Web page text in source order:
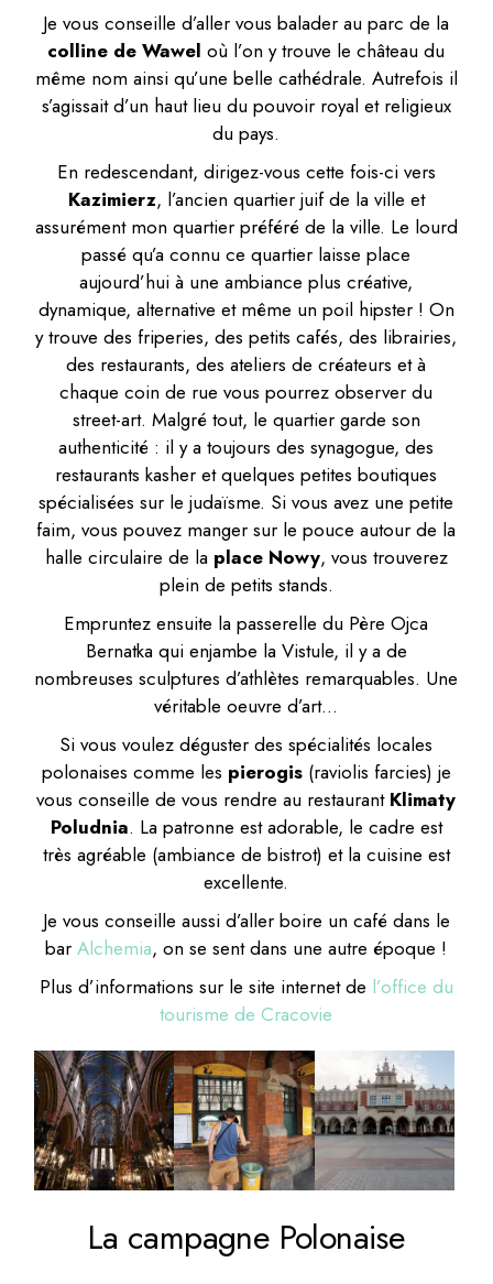
Je vous conseille d’aller vous balader au parc de la
colline de Wawel où l’on y trouve le château du
même nom ainsi qu’une belle cathédrale. Autrefois il
s’agissait d’un haut lieu du pouvoir royal et religieux
du pays.
En redescendant, dirigez-vous cette fois-ci vers
Kazimierz, l’ancien quartier juif de la ville et
assurément mon quartier préféré de la ville. Le lourd
passé qu’a connu ce quartier laisse place
aujourd’hui à une ambiance plus créative,
dynamique, alternative et même un poil hipster ! On
y trouve des friperies, des petits cafés, des librairies,
des restaurants, des ateliers de créateurs et à
chaque coin de rue vous pourrez observer du
street-art. Malgré tout, le quartier garde son
authenticité : il y a toujours des synagogue, des
restaurants kasher et quelques petites boutiques
spécialisées sur le judaïsme. Si vous avez une petite
faim, vous pouvez manger sur le pouce autour de la
halle circulaire de la place Nowy, vous trouverez
plein de petits stands.
Empruntez ensuite la passerelle du Père Ojca
Bernatka qui enjambe la Vistule, il y a de
nombreuses sculptures d’athlètes remarquables. Une
véritable oeuvre d’art…
Si vous voulez déguster des spécialités locales
polonaises comme les pierogis(raviolis farcies) je
vous conseille de vous rendre au restaurant Klimaty
Poludnia. La patronne est adorable, le cadre est
très agréable (ambiance de bistrot) et la cuisine est
excellente.
Je vous conseille aussi d’aller boire un café dans le
barAlchemia, on se sent dans une autre époque !
Plus d’informations sur le site internet de l’office du
tourisme de Cracovie
La campagne Polonaise